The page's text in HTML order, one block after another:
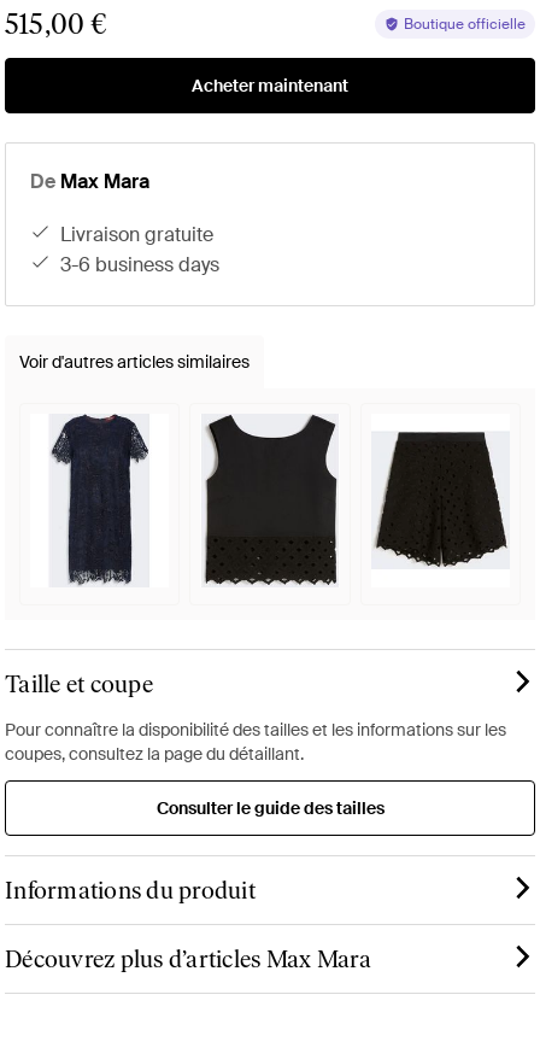
515,00 € Boutique officielle
Acheter maintenant
De Max Mara
livraison gratuite
3-6 business days
Voir d'autres articles similaires
Taille et coupe
Pour connaître la disponibilité des tailles et les informations sur les
coupes, consultez la page du détaillant.
Consulter le guide des tailles
Informations du produit
Découvrez plus d’articles Max Mara